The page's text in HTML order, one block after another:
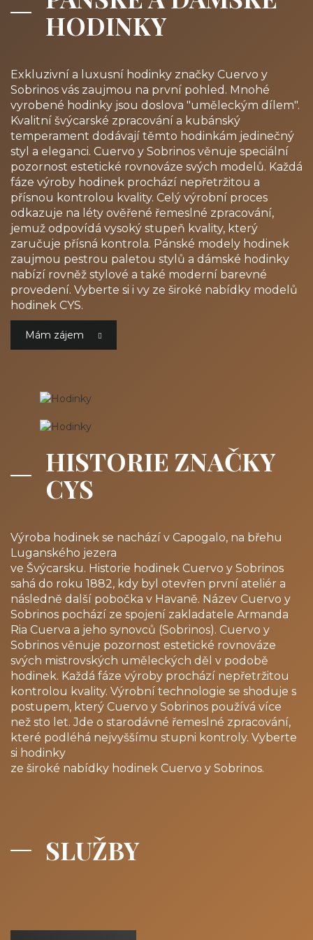
HODINKY
Exkluzivní a luxusní hodinky značky Cuervo y
Sobrinos vás zaujmou na první pohled. Mnohé
vyrobené hodinky jsou doslova "uměleckým dílem".
Kvalitní švýcarské zpracování a kubánský
temperament dodávají těmto hodinkám jedinečný
styl a eleganci. Cuervo y Sobrinos věnuje speciální
pozornost estetické rovnováze svých modelů. Každá
fáze výroby hodinek prochází nepřetržitou a
přísnou kontrolou kvality. Celý výrobní proces
odkazuje na léty ověřené řemeslné zpracování,
jemuž odpovídá vysoký stupeň kvality, který
zaručuje přísná kontrola. Pánské modely hodinek
zaujmou pestrou paletou stylů a dámské hodinky
nabízí rovněž stylové a také moderní barevné
provedení. Vyberte si i vy ze široké nabídky modelů
hodinek CYS.
Mám zájem
HISTORIE ZNAČKY
CYS
Výroba hodinek se nachází v Capogalo, na břehu
Luganského jezera
ve Švýcarsku. Historie hodinek Cuervo y Sobrinos
sahá do roku 1882, kdy byl otevřen první ateliér a
následně další pobočka v Havaně. Název Cuervo y
Sobrinos pochází ze spojení zakladatele Armanda
Ria Cuerva a jeho synovců (Sobrinos). Cuervo y
Sobrinos věnuje pozornost estetické rovnováze
svých mistrovských uměleckých děl v podobě
hodinek. Každá fáze výroby prochází nepřetržitou
kontrolou kvality. Výrobní technologie se shoduje s
postupem, který Cuervo y Sobrinos používá více
než sto let. Jde o starodávné řemeslné zpracování,
které podléhá nejvyššímu stupni kontroly. Vyberte
si hodinky
ze široké nabídky hodinek Cuervo y Sobrinos.
SLUŽBY